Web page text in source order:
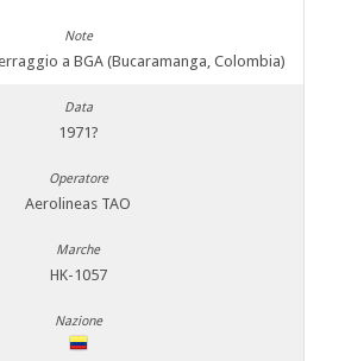
a BGA (Bucaramanga, Colombia)
1971?
Aerolineas TAO
HK-1057